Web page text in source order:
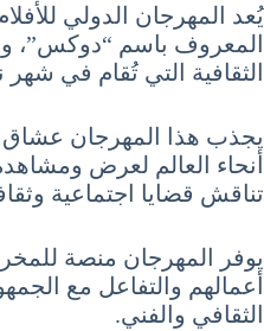
يُعد المهرجان الدولي
المعروف باسم “دوكس”،
الثقافية التي تُقام في شهر
يجذب هذا المهرجان عشاق
أنحاء العالم لعرض
تناقش قضايا اجتماعية
يوفر المهرجان منصة
أعمالهم والتفاعل مع
الثقافي والفني.